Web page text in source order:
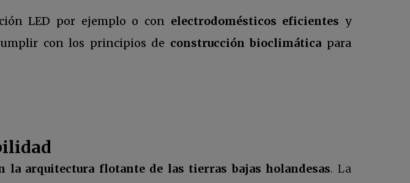
LED por ejemplo o con electrodomésticos eficientes y
con los principios de construcción bioclimática para
la arquitectura flotante de las tierras bajas holandesas. La